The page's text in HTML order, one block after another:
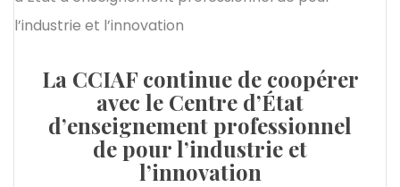
La CCIAF continue de coopérer
avec le Centre d’État
d’enseignement professionnel
de pour l’industrie et
l’innovation